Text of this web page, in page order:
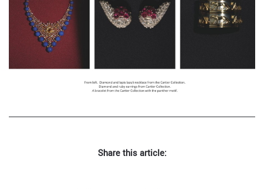
Share this article: